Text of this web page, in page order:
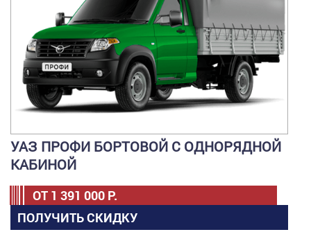
УАЗ ПРОФИ БОРТОВОЙ С ОДНОРЯДНОЙ
КАБИНОЙ
ОТ 1 391 000 Р.
ПОЛУЧИТЬ СКИДКУ